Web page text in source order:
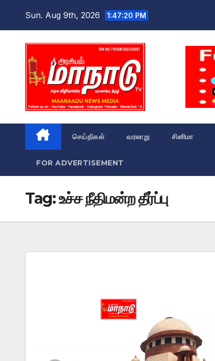
Sun. Aug 9th, 2026 1:47:21 PM
செய்திகள் வரலாறு சினிமா
FOR ADVERTISEMENT
Tag:உச்ச நீதிமன்ற தீர்ப்பு